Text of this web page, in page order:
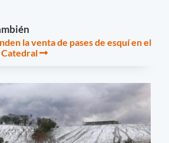
la venta de pases de esquí en el